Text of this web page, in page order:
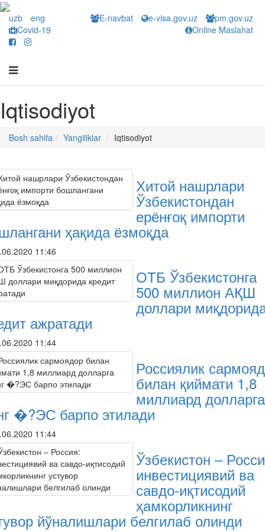
uzb
eng
Covid-19
E-navbat e-visa.gov.uz
pm.gov.uz
Online Maslahat
Iqtisodiyot
Bosh sahifa Yangiliklar Iqtisodiyot
Хитой нашрлари
Ўзбекистондан
ерёнғоқ импорти
ҳақида ёзмоқда
11:46
ОТБ Ўзбекистонга
500 миллион АҚШ
доллари
ажратади
11:44
Россиялик
билан қиймати 1,8
миллиард долларга
�?ЭС барпо этилади
11:44
Ўзбекистон –
инвестициявий ва
савдо-иқтисодий
ҳамкорликнинг
йўналишлари белгилаб олинди